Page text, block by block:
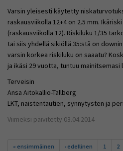
Varsin yleisesti käytetty
raskausviikolla 12+4 on 2.5 mm.
(raskausviikolla 12). Riskiluku 1/35
tai siis yhdellä sikiöllä 35:stä on
varsin korkea riskiluku on saaatu?
ja ikäsi 29 vuotta, tuntuu mainitsemasi
Terveisin
Ansa Aitokallio-Tallberg
LKT, naistentautien, synnytysten ja
Viimeksi päivitetty 03.04.2014
« ensimmäinen ‹ edellinen 1 2